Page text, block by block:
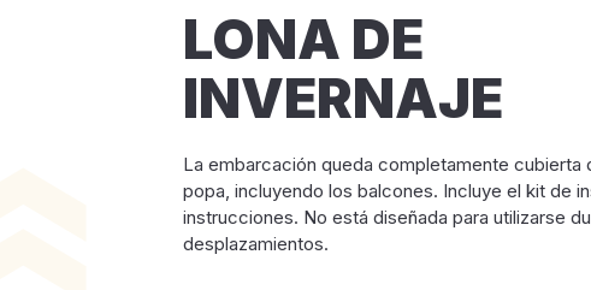
LONA DE
INVERNAJE
La embarcación queda completamente cubierta
popa, incluyendo los balcones. Incluye el kit de
instrucciones. No está diseñada para utilizarse
desplazamientos.